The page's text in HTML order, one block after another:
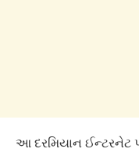
આ દરમિયાન ઈન્ટરનેટ